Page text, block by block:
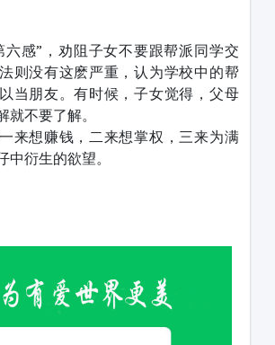
六感”，劝阻子女不要跟帮派同学交
则没有这麽严重，认为学校中的帮
当朋友。有时候，子女觉得，父母
就不要了解。
来想赚钱，二来想掌权，三来为满
中衍生的欲望。